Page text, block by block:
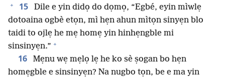
+ 15
Dile e yin didọ do dọmọ, “Egbé, eyin mìwlẹ
dotoaina ogbè etọn, mì hẹn ahun mìtọn sinyẹn blo
taidi to ojlẹ he mẹ homẹ yin hinhẹngble mi
sinsinyẹn.” +
16
Mẹnu wẹ mẹlọ lẹ he ko sè ṣogan bo hẹn
homẹgble e sinsinyẹn? Na nugbo tọn, be e ma yin